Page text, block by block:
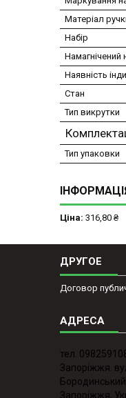
Матеріал
Набір
Намагнічений
Наявність
Стан
Тип викрутки
Тип упаковки
Ціна: 316,80 ₴
ДРУГОЕ
Договор
тел.
Запоріжжя.
Запоріжжя,